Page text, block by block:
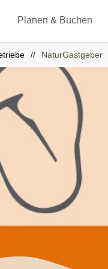
Planen & Buchen
NaturGastgeber